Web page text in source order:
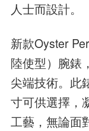
人士而設計。
新款Oyster
陸使型）腕錶
尖端技術。此
寸可供選擇，
工藝，無論面